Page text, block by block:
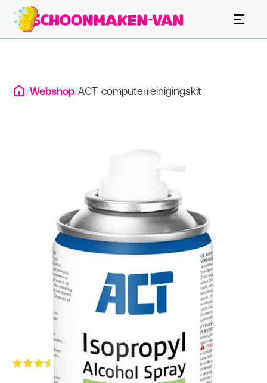
/Webshop/ACT computerreinigingskit